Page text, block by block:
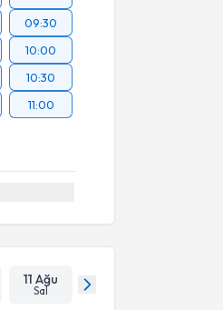
09:30
10:00
10:30
11:00
11 Ağu
Sal